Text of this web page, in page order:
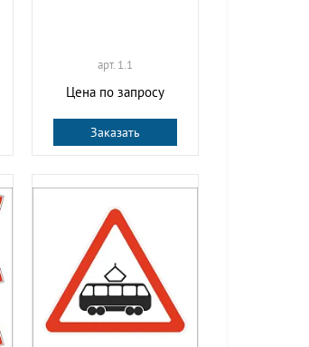
арт. 1.1
Цена по запросу
Заказать